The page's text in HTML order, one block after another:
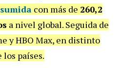
con más de 260,2
a nivel global. Seguida de
y HBO Max, en distinto
países.